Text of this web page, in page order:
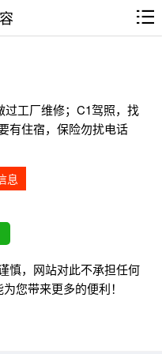
工厂维修；C1驾照，找
有住宿，保险勿扰电话
息
慎，网站对此不承担任何
您带来更多的便利！